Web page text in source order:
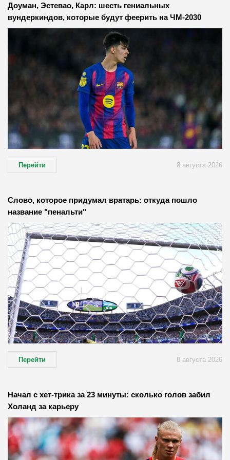
Доуман, Эстевао, Карл: шесть гениальных
вундеркиндов, которые будут феерить на ЧМ-2030
Перейти 8 августа 2026
Слово, которое придумал вратарь: откуда пошло
название "пенальти"
Перейти 8 августа 2026
Начал с хет-трика за 23 минуты: сколько голов забил
Холанд за карьеру